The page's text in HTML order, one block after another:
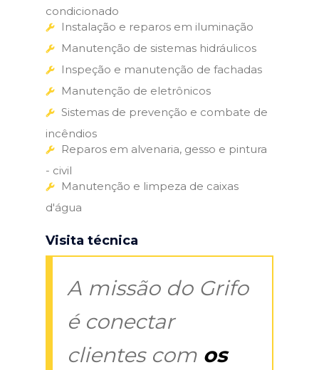
condicionado
Instalação e reparos em iluminação
Manutenção de sistemas hidráulicos
Inspeção e manutenção de fachadas
Manutenção de eletrônicos
Sistemas de prevenção e combate de
incêndios
Reparos em alvenaria, gesso e pintura
- civil
Manutenção e limpeza de caixas
d'água
Visita técnica
A missão do Grifo
é conectar
clientes com os